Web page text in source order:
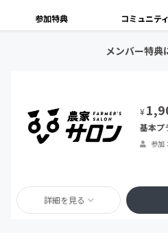
参加特典 コミュニテ
メンバー特典
¥
基本プ
参加
詳細を見る